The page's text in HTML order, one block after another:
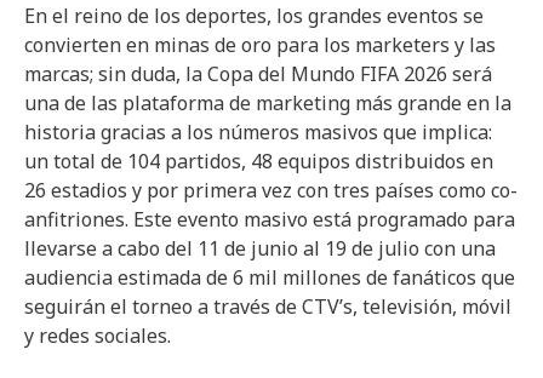
En el reino de los deportes, los grandes eventos se
convierten en minas de oro para los marketers y las
marcas; sin duda, la Copa del Mundo FIFA 2026 será
una de las plataforma de marketing más grande en la
historia gracias a los números masivos que implica:
un total de 104 partidos, 48 equipos distribuidos en
26 estadios y por primera vez con tres países como co-
anfitriones. Este evento masivo está programado para
llevarse a cabo del 11 de junio al 19 de julio con una
audiencia estimada de 6 mil millones de fanáticos que
seguirán el torneo a través de CTV’s, televisión, móvil
y redes sociales.